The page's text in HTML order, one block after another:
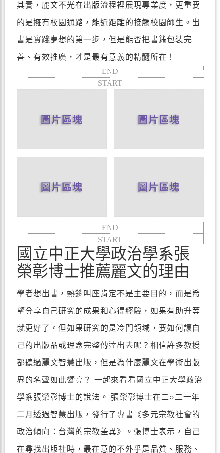
其實，麗文不光在出版流程裡展現專業度，更重要
的是擁有校園通路，能近距離的接觸校園師生。出
書是實踐夢想的第一步，但是能否把書籍包裝完
善、有效推廣，才是最有意義的精髓所在！
END
START
END
START
國立中正大學政治學系張
榮彰博士推薦麗文的理由
學者想出書，熱銷叫座肯定不是主要目的，而是希
望分享自己研究的成果和心得經驗，如果有助升等
就更好了。但如果研究的是冷門領域，要如何讓自
己的出版品或理念完整傳達出去呢？相信許多教授
都聽過麗文智慧出版，但是為什麼麗文在學術出版
界的名聲如此響亮？ 一起來看看國立中正大學政治
學系張榮彰博士的說法。 張榮彰博士在二○二一年
二月透過智慧出版，發行了專書《多元宗教社會的
政治傾向：台灣的宗教差異》。張博士表示，自己
在尋找出版社時，最在意的不外乎是品質、服務、